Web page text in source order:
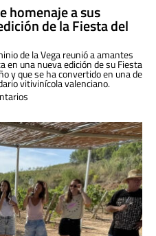
homenaje a sus
de la Fiesta del
de la Vega reunió a amantes
en una nueva edición de su Fiesta
y que se ha convertido en una de
vitivinícola valenciano.